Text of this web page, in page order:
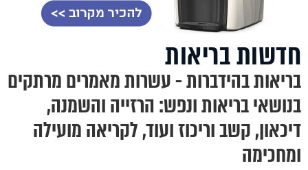
חדשות בריאות
בריאות בהידברות - עשרות מאמרים מרתקים
בנושאי בריאות ונפש: הרזייה והשמנה,
דיכאון, קשב וריכוז ועוד, לקריאה מועילה
ומחכימה